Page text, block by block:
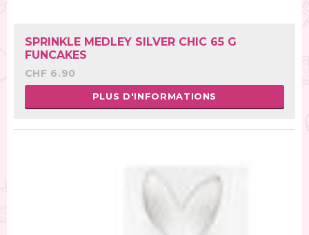
SPRINKLE MEDLEY SILVER CHIC 65 G
FUNCAKES
CHF 6.90
PLUS D'INFORMATIONS